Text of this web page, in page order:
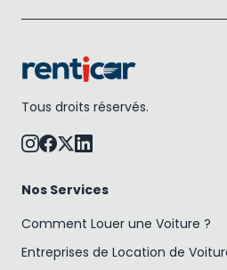
Tous droits réservés.
Nos Services
Comment Louer une Voiture ?
Entreprises de Location de